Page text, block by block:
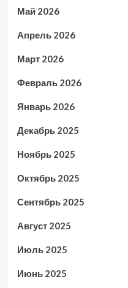
Май 2026
Апрель 2026
Март 2026
Февраль 2026
Январь 2026
Декабрь 2025
Ноябрь 2025
Октябрь 2025
Сентябрь 2025
Август 2025
Июль 2025
Июнь 2025